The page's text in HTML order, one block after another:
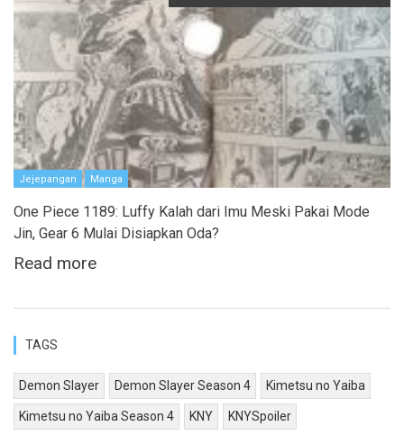
Jejepangan Manga
One Piece 1189: Luffy Kalah dari Imu Meski Pakai Mode
Jin, Gear 6 Mulai Disiapkan Oda?
Read more
TAGS
Demon Slayer Demon Slayer Season 4 Kimetsu no Yaiba
Kimetsu no Yaiba Season 4 KNY KNYSpoiler